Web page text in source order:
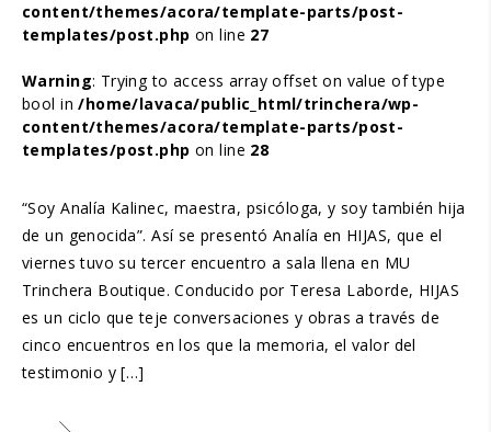
content/themes/acora/template-parts/post-
templates/post.php on line 27
Warning: Trying to access array offset on value of type
bool in/home/lavaca/public_html/trinchera/wp-
content/themes/acora/template-parts/post-
templates/post.php on line 28
“Soy Analía Kalinec, maestra, psicóloga, y soy también hija
de un genocida”. Así se presentó Analía en HIJAS, que el
viernes tuvo su tercer encuentro a sala llena en MU
Trinchera Boutique. Conducido por Teresa Laborde, HIJAS
es un ciclo que teje conversaciones y obras a través de
cinco encuentros en los que la memoria, el valor del
testimonio y […]